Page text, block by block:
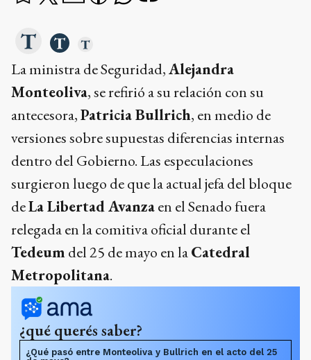
La ministra de Seguridad,Alejandra
Monteoliva, se refirió a su relación con su
antecesora,Patricia Bullrich, en medio de
versiones sobre supuestas diferencias internas
dentro del Gobierno. Las especulaciones
surgieron luego de que la actual jefa del bloque
deLa Libertad Avanzaen el Senado fuera
relegada en la comitiva oficial durante el
Tedeum del 25 de mayo en laCatedral
Metropolitana.
¿qué querés saber?
¿Qué pasó entre Monteoliva y Bullrich en el acto del 25